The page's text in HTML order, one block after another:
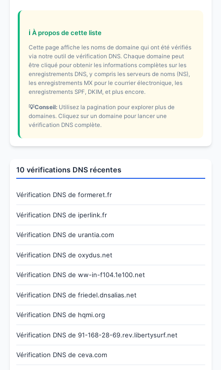
ℹ️ À propos de cette liste
Cette page affiche les noms de domaine qui ont été vérifiés
via notre outil de vérification DNS. Chaque domaine peut
être cliqué pour obtenir les informations complètes sur les
enregistrements DNS, y compris les serveurs de noms (NS),
les enregistrements MX pour le courrier électronique, les
enregistrements SPF, DKIM, et plus encore.
💡Conseil:Utilisez la pagination pour explorer plus de
domaines. Cliquez sur un domaine pour lancer une
vérification DNS complète.
10 vérifications DNS récentes
Vérification DNS de formeret.fr
Vérification DNS de iperlink.fr
Vérification DNS de urantia.com
Vérification DNS de oxydus.net
Vérification DNS de ww-in-f104.1e100.net
Vérification DNS de friedel.dnsalias.net
Vérification DNS de hqmi.org
Vérification DNS de 91-168-28-69.rev.libertysurf.net
Vérification DNS de ceva.com